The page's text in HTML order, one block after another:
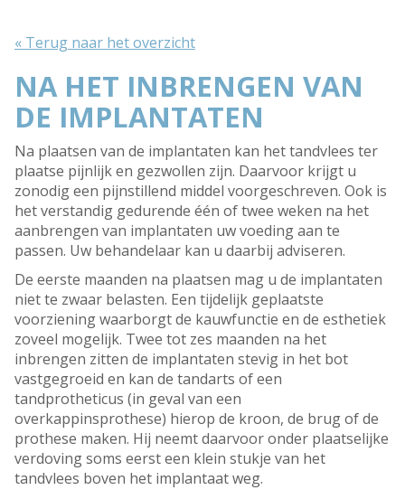
« Terug naar het overzicht
NA HET INBRENGEN VAN
DE IMPLANTATEN
Na plaatsen van de implantaten kan het tandvlees ter
plaatse pijnlijk en gezwollen zijn. Daarvoor krijgt u
zonodig een pijnstillend middel voorgeschreven. Ook is
het verstandig gedurende één of twee weken na het
aanbrengen van implantaten uw voeding aan te
passen. Uw behandelaar kan u daarbij adviseren.
De eerste maanden na plaatsen mag u de implantaten
niet te zwaar belasten. Een tijdelijk geplaatste
voorziening waarborgt de kauwfunctie en de esthetiek
zoveel mogelijk. Twee tot zes maanden na het
inbrengen zitten de implantaten stevig in het bot
vastgegroeid en kan de tandarts of een
tandprotheticus (in geval van een
overkappinsprothese) hierop de kroon, de brug of de
prothese maken. Hij neemt daarvoor onder plaatselijke
verdoving soms eerst een klein stukje van het
tandvlees boven het implantaat weg.